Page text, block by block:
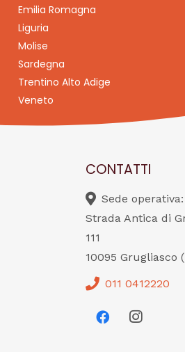
Emilia Romagna
Liguria
Molise
Sardegna
Trentino Alto Adige
Veneto
CONTATTI
Sede operativa:
Strada Antica di
111
10095 Grugliasco
011 0412220